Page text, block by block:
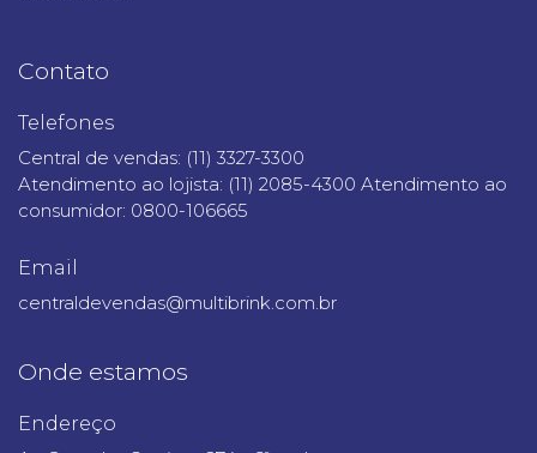
Contato
Telefones
Central de vendas: (11) 3327-3300
Atendimento ao lojista: (11) 2085-4300 Atendimento ao
consumidor: 0800-106665
Email
centraldevendas@multibrink.com.br
Onde estamos
Endereço